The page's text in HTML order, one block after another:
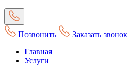
Позвонить
Заказать звонок
Главная
Услуги